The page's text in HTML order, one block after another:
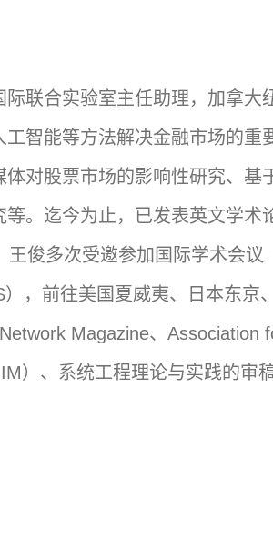
联合实验室主任助理，加拿大
智能等方法解决金融市场的重
对股票市场的影响性研究、基
。迄今为止，已发表英文学术
俊多次受邀参加国际学术会议
，前往美国夏威夷、日本东京
Magazine、Association
）、系统工程理论与实践的审